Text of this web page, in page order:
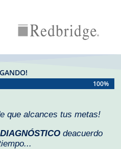
100%
100%
que alcances tus metas!
deacuerdo